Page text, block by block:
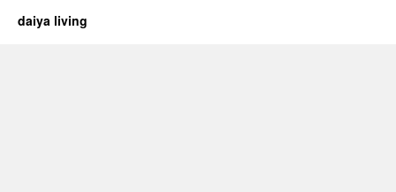
daiya living